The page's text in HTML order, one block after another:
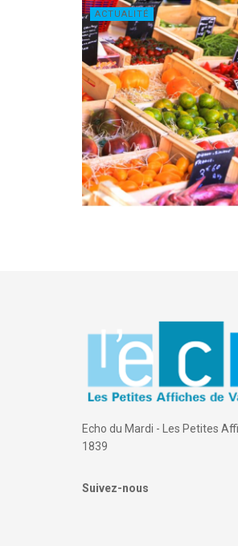
ACTUALITÉ
Echo du Mardi - Les Petites
1839
Suivez-nous